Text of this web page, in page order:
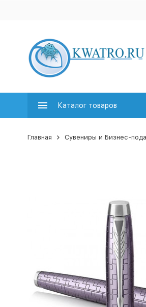
Каталог товаров
Главная Сувениры и Бизнес-